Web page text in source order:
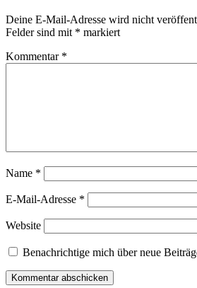
Deine E-Mail-Adresse wird nicht
Felder sind mit * markiert
Kommentar *
Name *
E-Mail-Adresse *
Website
Benachrichtige mich über neue